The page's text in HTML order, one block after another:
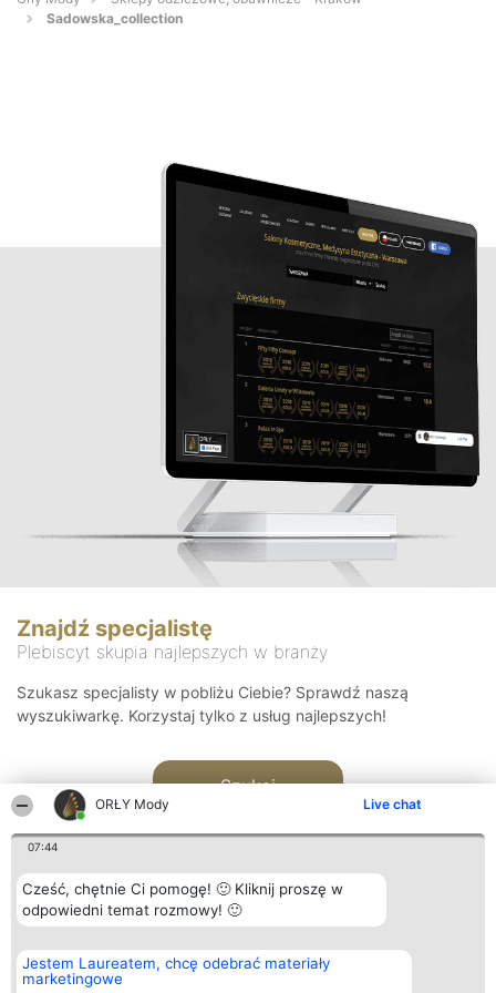
ORŁY Mody Live chat
07:44
Cześć, chętnie Ci pomogę! 🙂 Kliknij proszę w
odpowiedni temat rozmowy! 🙂
Jestem Laureatem, chcę odebrać materiały
marketingowe
Sadowska_collection
Znajdź specjalistę
Plebiscyt skupia najlepszych w branży
Szukasz specjalisty w pobliżu Ciebie? Sprawdź naszą
wyszukiwarkę. Korzystaj tylko z usług najlepszych!
Szukaj
Organizator plebiscytu
Bright Side Solutions sp. z o.
o. sp. k.
Plebiscyt
Laureaci
Kontakt
Kontakt